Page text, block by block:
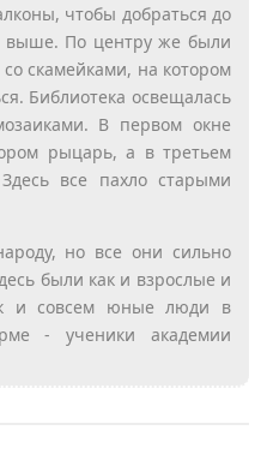
чтобы добраться до
выше. По центру же были
скамейками, на котором
Библиотека освещалась
В первом окне
рыцарь, а в третьем
все пахло старыми
но все они сильно
были как и взрослые и
и совсем юные люди в
- ученики академии